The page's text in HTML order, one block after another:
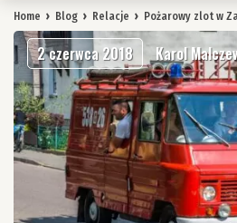
Home › Blog › Relacje › Pożarowy zlot w
2 czerwca 2018 Karol